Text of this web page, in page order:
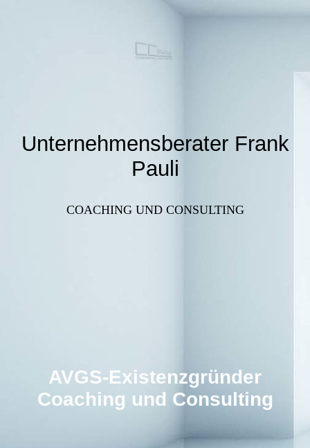
Unternehmensberater Frank
Pauli
COACHING UND CONSULTING
AVGS-Existenzgründer
Coaching und Consulting